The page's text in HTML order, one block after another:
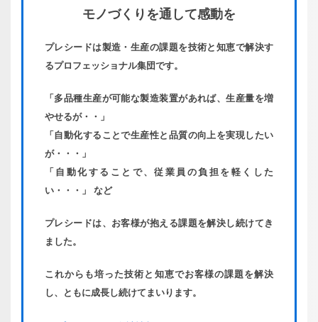
モノづくりを通して感動を
プレシードは製造・生産の課題を技術と知恵で解決す
るプロフェッショナル集団です。
「多品種生産が可能な製造装置があれば、生産量を増
やせるが・・」
「自動化することで生産性と品質の向上を実現したい
が・・・」
「自動化することで、従業員の負担を軽くした
い・・・」 など
プレシードは、お客様が抱える課題を解決し続けてき
ました。
これからも培った技術と知恵でお客様の課題を解決
し、ともに成長し続けてまいります。